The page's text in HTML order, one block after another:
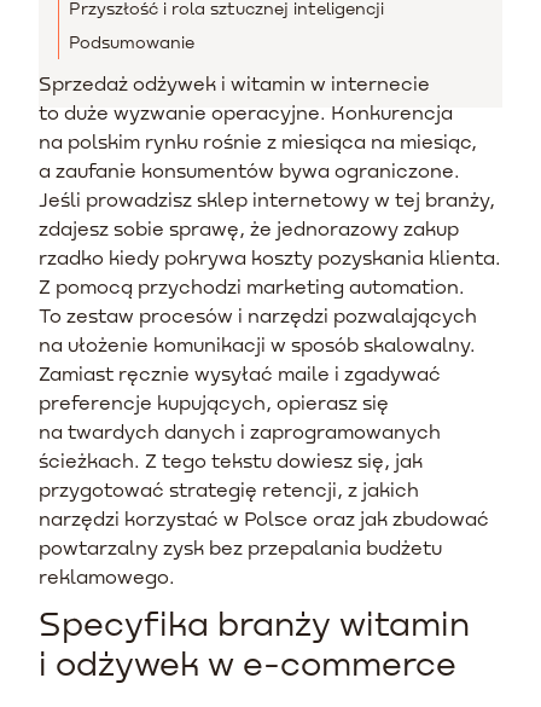
Przyszłość i rola sztucznej inteligencji
Podsumowanie
Sprzedaż odżywek i witamin w internecie
to duże wyzwanie operacyjne. Konkurencja
na polskim rynku rośnie z miesiąca na miesiąc,
a zaufanie konsumentów bywa ograniczone.
Jeśli prowadzisz sklep internetowy w tej branży,
zdajesz sobie sprawę, że jednorazowy zakup
rzadko kiedy pokrywa koszty pozyskania klienta.
Z pomocą przychodzi marketing automation.
To zestaw procesów i narzędzi pozwalających
na ułożenie komunikacji w sposób skalowalny.
Zamiast ręcznie wysyłać maile i zgadywać
preferencje kupujących, opierasz się
na twardych danych i zaprogramowanych
ścieżkach. Z tego tekstu dowiesz się, jak
przygotować strategię retencji, z jakich
narzędzi korzystać w Polsce oraz jak zbudować
powtarzalny zysk bez przepalania budżetu
reklamowego.
Specyfika branży witamin
i odżywek w e-commerce